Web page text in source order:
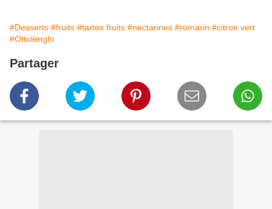
#Desserts #fruits #tartes fruits #nectarines #romarin #citron vert
#Ottolenghi
Partager